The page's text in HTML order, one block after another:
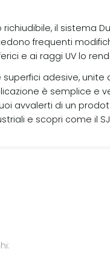
il sistema
frequenti
e ai raggi UV lo
superfici adesive,
è semplice e
avvalerti di un
e scopri come il